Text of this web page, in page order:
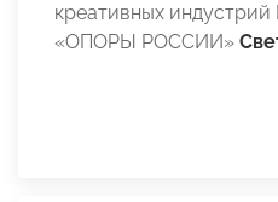
креативных индустрий
«ОПОРЫ РОССИИ»